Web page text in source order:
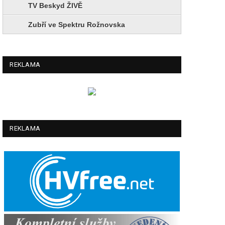
TV Beskyd ŽIVĚ
Zubří ve Spektru Rožnovska
REKLAMA
REKLAMA